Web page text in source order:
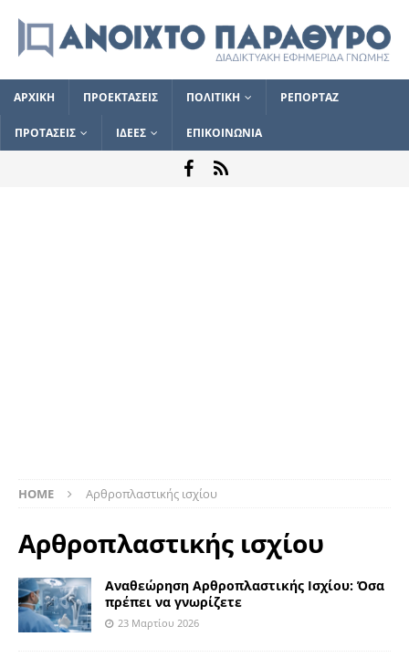
ΑΡΧΙΚΗ ΠΡΟΕΚΤΑΣΕΙΣ ΠΟΛΙΤΙΚΗ ΡΕΠΟΡΤΑΖ
ΠΡΟΤΑΣΕΙΣ ΙΔΕΕΣ ΕΠΙΚΟΙΝΩΝΙΑ
HOME Αρθροπλαστικής ισχίου
Αρθροπλαστικής ισχίου
Αναθεώρηση Αρθροπλαστικής Ισχίου: Όσα
πρέπει να γνωρίζετε
23 Μαρτίου 2026